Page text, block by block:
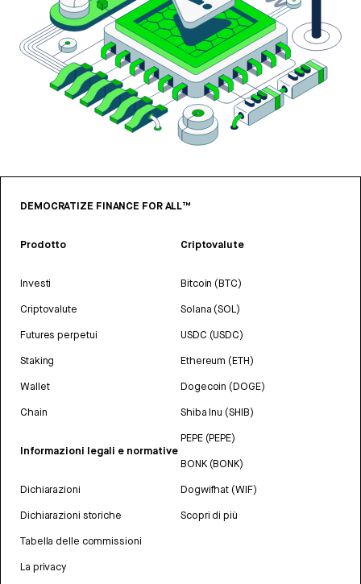
DEMOCRATIZE FINANCE FOR ALL™
Prodotto
Investi
Criptovalute
Futures perpetui
Staking
Wallet
Chain
Informazioni legali e normative
Dichiarazioni
Dichiarazioni storiche
Tabella delle commissioni
La privacy
Criptovalute
Bitcoin (BTC)
Solana (SOL)
USDC (USDC)
Ethereum (ETH)
Dogecoin (DOGE)
Shiba Inu (SHIB)
PEPE (PEPE)
BONK (BONK)
Dogwifhat (WIF)
Scopri di più